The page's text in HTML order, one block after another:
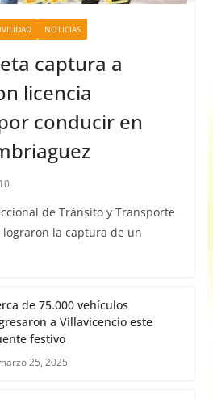
NOTICIAS
captura a
licencia
conducir en
de Tránsito y Transporte
la captura de un
de 75.000 vehículos
a Villavicencio este
festivo
25, 2025